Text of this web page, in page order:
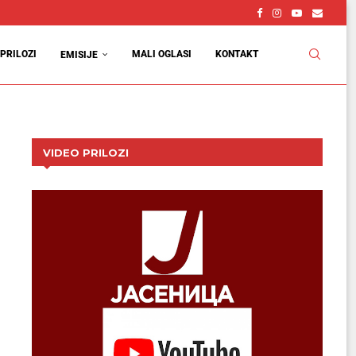
PRILOZI EMISIJE MALI OGLASI KONTAKT
VIDEO PRILOZI